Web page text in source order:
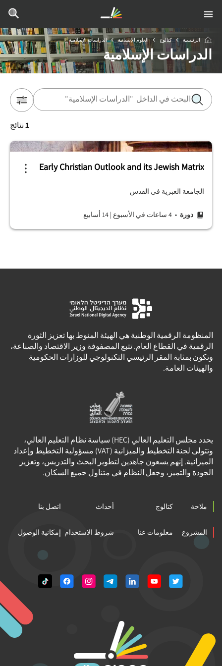
الرئيسية كتالوج العلوم الإنسانية الدراسات الإسلامية
الدراسات الإسلامية
1نتائج
Early Christian Outlook and its Jewish Matrix
الجامعة العبرية في القدس
دورة • 4 ساعات في الأسبوع |
المنظومة الرقمية الوطنية هي الهيئة المنوط بها تعزيز الثورة
الرقمية في القطاع العام. تتبع المصفوفة وزير الاقتصاد والصناعة،
وتكون بمثابة المقر الرئيسي التكنولوجي للوزارات الحكومية
والهيئات العامة.
يحدد مجلس التعليم العالي (HEC) سياسة نظام التعليم العالي،
وتتولى لجنة التخطيط والميزانية (VAT) مسؤولية التخطيط وإعداد
الميزانية. إنهم يسعون جاهدين لتطوير البحث والتدريس، وتعزيز
الجودة والتميز، وجعل النظام في متناول جميع السكان.
ملاحة كتالوج أحداث اتصل بنا
المشروع معلومات عنا شروط الاستخدام إمكانية الوصول